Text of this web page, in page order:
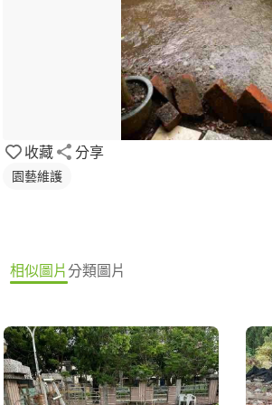
收藏 分享
園藝維護
相似圖片分類圖片